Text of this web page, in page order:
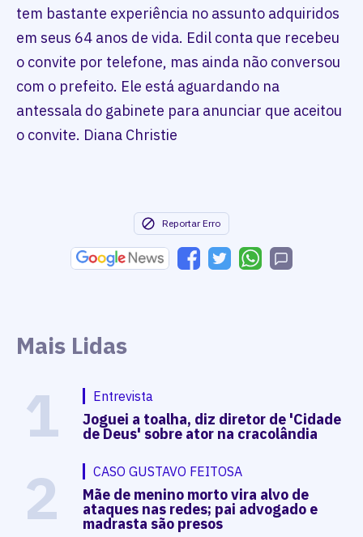
tem bastante experiência no assunto adquiridos
em seus 64 anos de vida. Edil conta que recebeu
o convite por telefone, mas ainda não conversou
com o prefeito. Ele está aguardando na
antessala do gabinete para anunciar que aceitou
o convite. Diana Christie
Reportar Erro
Mais Lidas
1 Entrevista
Joguei a toalha, diz diretor de 'Cidade
de Deus' sobre ator na cracolândia
2 CASO GUSTAVO FEITOSA
Mãe de menino morto vira alvo de
ataques nas redes; pai advogado e
madrasta são presos